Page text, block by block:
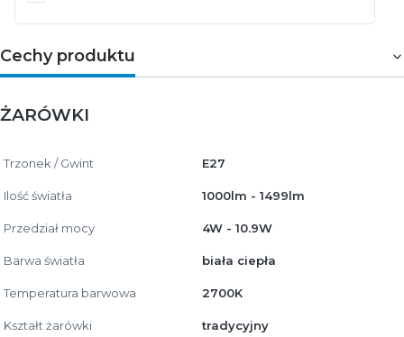
Cechy produktu
ŻARÓWKI
Trzonek / Gwint E27
Ilość światła 1000lm - 1499lm
Przedział mocy 4W - 10.9W
Barwa światła biała ciepła
Temperatura barwowa 2700K
Kształt żarówki tradycyjny